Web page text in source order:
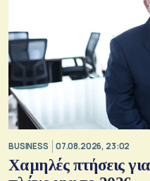
BUSINESS 07.08.2026, 23:02
Χαμηλές πτήσεις